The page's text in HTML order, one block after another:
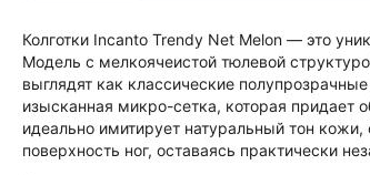
Колготки Incanto Trendy Net Melon — это
Модель с мелкоячеистой тюлевой
выглядят как классические
изысканная микро-сетка, которая придает
идеально имитирует натуральный тон
поверхность ног, оставаясь практически